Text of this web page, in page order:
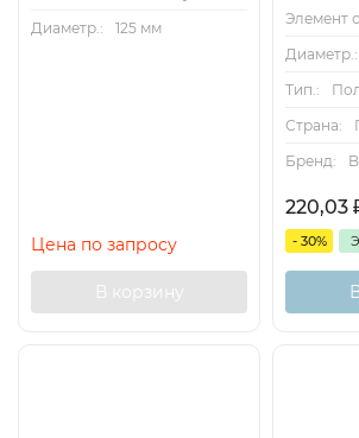
Диаметр.:
125 мм
Цена по запросу
В корзину
Элемент
Диаметр.:
Тип.:
Страна:
Бренд:
220,03
- 30%